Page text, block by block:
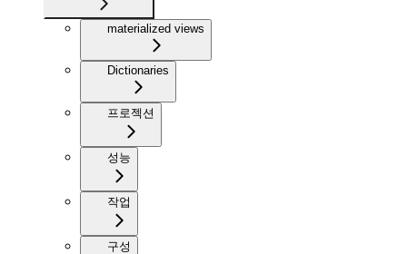
materialized views
Dictionaries
프로젝션
성능
작업
구성